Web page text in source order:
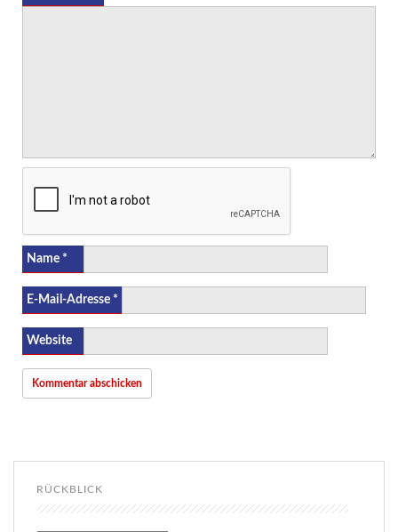
Name *
E-Mail-Adresse *
Website
RÜCKBLICK